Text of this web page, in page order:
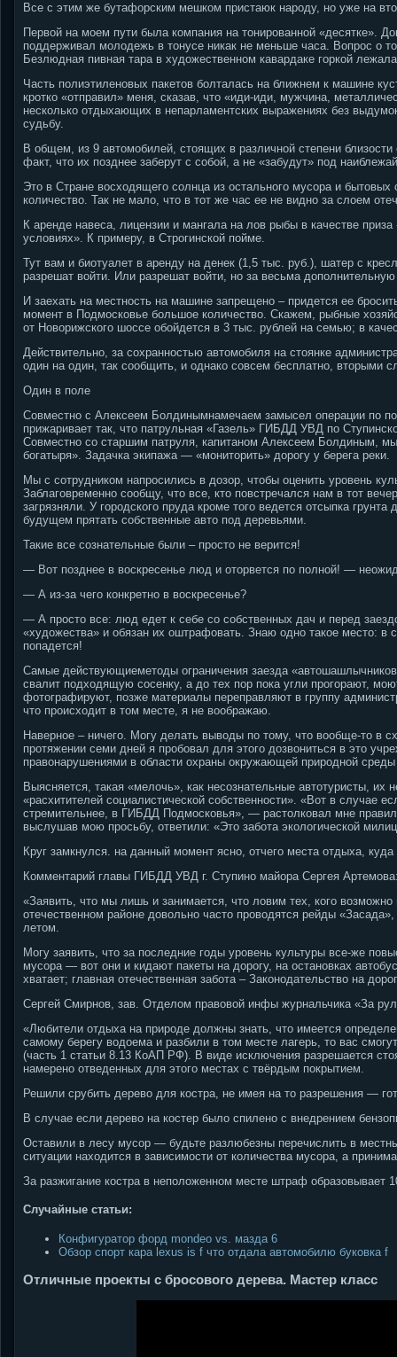
Все с этим же бутафорским мешком пристаюк народу, но уже на
Первой на моем пути была компания на тонированной «десятке».
поддерживал молодежь в тонусе никак не меньше часа. Вопрос о
Безлюдная пивная тара в художественном кавардаке горкой
Часть полиэтиленовых пакетов болталась на ближнем к машине
кротко «отправил» меня, сказав, что «иди-иди, мужчина,
несколько отдыхающих в непарламентских выражениях без
судьбу.
В общем, из 9 автомобилей, стоящих в различной степени
факт, что их позднее заберут с собой, а не «забудут» под
Это в Стране восходящего солнца из остального мусора и
количество. Так не мало, что в тот же час ее не видно за слоем
К аренде навеса, лицензии и мангала на лов рыбы в качестве
условиях». К примеру, в Строгинской пойме.
Тут вам и биотуалет в аренду на денек (1,5 тыс. руб.), шатер с
разрешат войти. Или разрешат войти, но за весьма дополнительную
И заехать на местность на машине запрещено – придется ее
момент в Подмосковье большое количество. Скажем, рыбные
от Новорижского шоссе обойдется в 3 тыс. рублей на семью; в
Действительно, за сохранностью автомобиля на стоянке
один на один, так сообщить, и однако совсем бесплатно, вторыми
Один в поле
Совместно с Алексеем Болдинымнамечаем замысел операции по
прижаривает так, что патрульная «Газель» ГИБДД УВД по
Совместно со старшим патруля, капитаном Алексеем Болдиным,
богатыря». Задачка экипажа — «мониторить» дорогу у берега реки.
Мы с сотрудником напросились в дозор, чтобы оценить уровень
Заблаговременно сообщу, что все, кто повстречался нам в тот
загрязняли. У городского пруда кроме того ведется отсыпка
будущем прятать собственные авто под деревьями.
Такие все сознательные были – просто не верится!
— Вот позднее в воскресенье люд и оторвется по полной! —
— А из-за чего конкретно в воскресенье?
— А просто все: люд едет к себе со собственных дач и перед
«художества» и обязан их оштрафовать. Знаю одно такое место: в
попадется!
Самые действующиеметоды ограничения заезда
свалит подходящую сосенку, а до тех пор пока угли прогорают,
фотографируют, позже материалы переправляют в группу
что происходит в том месте, я не воображаю.
Наверное – ничего. Могу делать выводы по тому, что вообще-то в
протяжении семи дней я пробовал для этого дозвониться в это
правонарушениями в области охраны окружающей природной
Выясняется, такая «мелочь», как несознательные автотуристы,
«расхитителей социалистической собственности». «Вот в случае
стремительнее, в ГИБДД Подмосковья», — растолковал мне
выслушав мою просьбу, ответили: «Это забота экологической
Круг замкнулся. на данный момент ясно, отчего места отдыха,
Комментарий главы ГИБДД УВД г. Ступино майора Сергея
«Заявить, что мы лишь и занимается, что ловим тех, кого
отечественном районе довольно часто проводятся рейды
летом.
Могу заявить, что за последние годы уровень культуры все-же
мусора — вот они и кидают пакеты на дорогу, на остановках
хватает; главная отечественная забота – Законодательство на
Сергей Смирнов, зав. Отделом правовой инфы журнальчика «За
«Любители отдыха на природе должны знать, что имеется
самому берегу водоема и разбили в том месте лагерь, то вас
(часть 1 статьи 8.13 КоАП РФ). В виде исключения разрешается
намерено отведенных для этого местах с твёрдым покрытием.
Решили срубить дерево для костра, не имея на то разрешения —
В случае если дерево на костер было спилено с внедрением
Оставили в лесу мусор — будьте разлюбезны перечислить в
ситуации находится в зависимости от количества мусора, а
За разжигание костра в неположенном месте штраф образовывает
Случайные статьи:
Конфигуратор форд mondeo vs. мазда 6
Обзор спорт кара lexus is f что отдала автомобилю буковка f
Отличные проекты с бросового дерева. Мастер класс